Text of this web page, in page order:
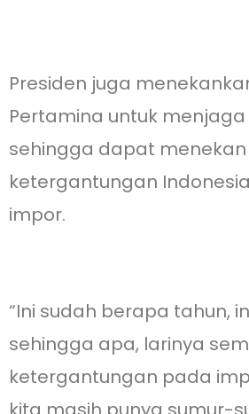
Presiden juga
Pertamina untuk
sehingga dapat menekan
ketergantungan
impor.
“Ini sudah berapa tahun,
sehingga apa, larinya
ketergantungan pada